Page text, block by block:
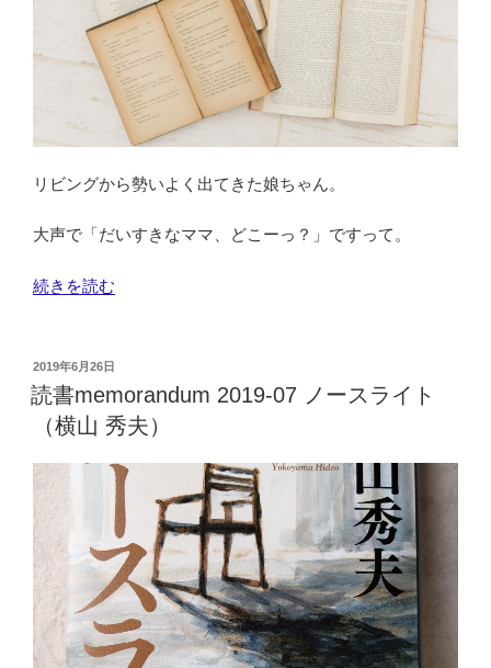
歌
詞
私
ア
イ
ブ”
の
リビングから勢いよく出てきた娘ちゃん。
大声で「だいすきなママ、どこーっ？」ですって。
“む
の
名
（迷
言）
集
026「だ
き
な
マ
続きを読む
投
稿
日:
2019年6月26日
読書memorandum 2019-07 ノースライト
（横山 秀夫）